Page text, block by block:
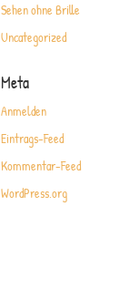
Sehen ohne Brille
Uncategorized
Meta
Anmelden
Eintrags-Feed
Kommentar-Feed
WordPress.org